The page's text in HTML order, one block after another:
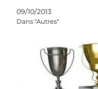
09/10/2013
Dans "Autres"